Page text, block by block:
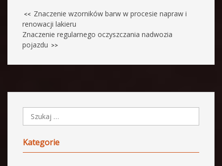
<< Znaczenie wzorników barw w procesie napraw i
renowacji lakieru
Znaczenie regularnego oczyszczania nadwozia
pojazdu >>
Kategorie